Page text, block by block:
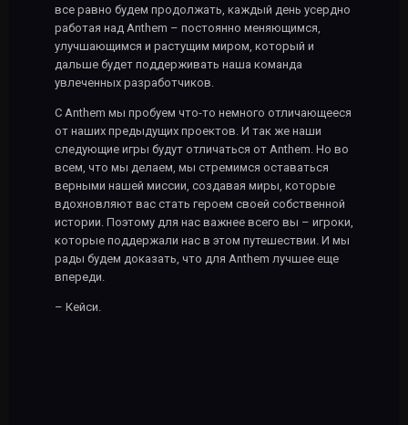
все равно будем продолжать, каждый день усердно
работая над Anthem – постоянно меняющимся,
улучшающимся и растущим миром, который и
дальше будет поддерживать наша команда
увлеченных разработчиков.
С Anthem мы пробуем что-то немного отличающееся
от наших предыдущих проектов. И так же наши
следующие игры будут отличаться от Anthem. Но во
всем, что мы делаем, мы стремимся оставаться
верными нашей миссии, создавая миры, которые
вдохновляют вас стать героем своей собственной
истории. Поэтому для нас важнее всего вы – игроки,
которые поддержали нас в этом путешествии. И мы
рады будем доказать, что для Anthem лучшее еще
впереди.
– Кейси.